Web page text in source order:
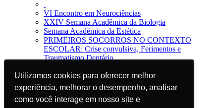
Utilizamos cookies para oferecer melhor
experiência, melhorar o desempenho, analisar
como você interage em nosso site e
Utilizamos cookies para oferecer melhor
experiência, melhorar o desempenho, analisar
como você interage em nosso site e
VI Encontro em Neurociências
XXIV Semana Acadêmica da Biologia
Semana Acadêmica da Estética
PRIMEIROS SOCORROS NO CONTEXTO
ESCOLAR: Crise convulsiva, Ferimentos e
Traumatismo Dentário
Jornal da Unisc
Notícias
Imprensa
Blog EAD